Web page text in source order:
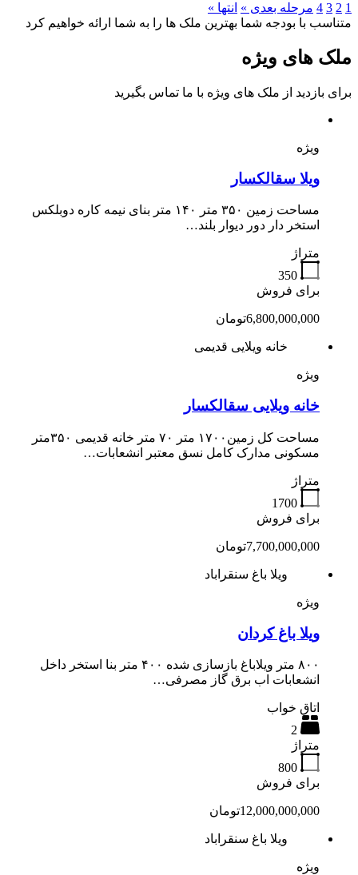
1
2
3
4 مرحله بعدی » انتها »
متناسب با بودجه شما بهترین ملک ها را به شما ارائه خواهیم کرد
ملک های ویژه
برای بازدید از ملک های ویژه با ما تماس بگیرید
ویژه
ویلا سقالکسار
مساحت زمین ۳۵۰ متر ۱۴۰ متر بنای نیمه کاره دوبلکس
استخر دار دور دیوار بلند…
متراژ
350
برای فروش
6,800,000,000تومان
خانه ویلایی قدیمی
ویژه
خانه ویلایی سقالکسار
مساحت کل زمین۱۷۰۰ متر ۷۰ متر خانه قدیمی ۳۵۰متر
مسکونی مدارک کامل نسق معتبر انشعابات…
متراژ
1700
برای فروش
7,700,000,000تومان
ویلا باغ سنقراباد
ویژه
ویلا باغ کردان
۸۰۰ متر ویلاباغ بازسازی شده ۴۰۰ متر بنا استخر داخل
انشعابات اب برق گاز مصرفی…
اتاق خواب
2
متراژ
800
برای فروش
12,000,000,000تومان
ویلا باغ سنقراباد
ویژه